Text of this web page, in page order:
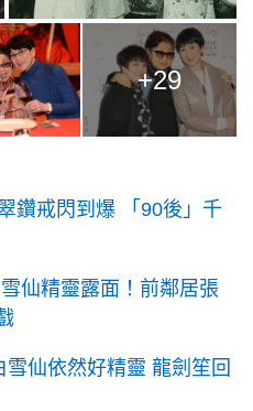
+29
鑽戒閃到爆 「90後」千
仙精靈露面！前鄰居張
仙依然好精靈 龍劍笙回